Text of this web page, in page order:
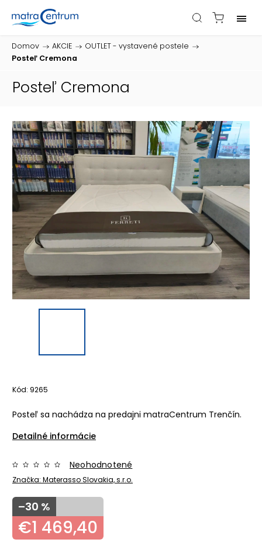
Domov / AKCIE / OUTLET - vystavené postele /
Posteľ Cremona
Posteľ Cremona
Kód: 9265
Posteľ sa nachádza na predajni matraCentrum Trenčín.
Detailné informácie
Značka: Materasso Slovakia, s.r.o.
Neohodnotené
–30 %
€1 469,40